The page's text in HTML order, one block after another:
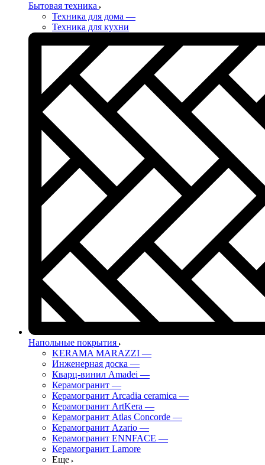
Бытовая техника
Техника для дома —
Техника для кухни
Напольные покрытия
KERAMA MARAZZI —
Инженерная доска —
Кварц-винил Amadei —
Керамогранит —
Керамогранит Arcadia ceramica —
Керамогранит ArtKera —
Керамогранит Atlas Concorde —
Керамогранит Azario —
Керамогранит ENNFACE —
Керамогранит Lamore
Еще